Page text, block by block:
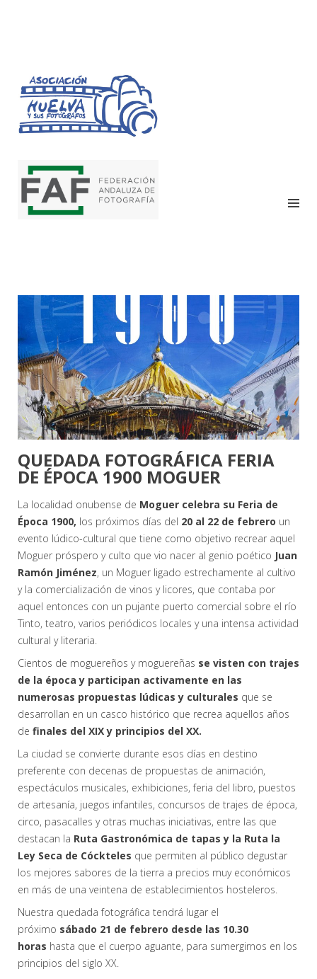
HUELVA Y SUS
FOTÓGRAFOS
QUEDADA FOTOGRÁFICA FERIA
DE ÉPOCA 1900 MOGUER
La localidad onubense de Moguer celebra su Feria de
Época 1900, los próximos días del 20 al 22 de febrero un
evento lúdico-cultural que tiene como objetivo recrear aquel
Moguer próspero y culto que vio nacer al genio poético Juan
Ramón Jiménez, un Moguer ligado estrechamente al cultivo
y la comercialización de vinos y licores, que contaba por
aquel entonces con un pujante puerto comercial sobre el río
Tinto, teatro, varios periódicos locales y una intensa actividad
cultural y literaria.
Cientos de moguereños y moguereñas se visten con trajes
de la época y participan activamente en las
numerosas propuestas lúdicas y culturales que se
desarrollan en un casco histórico que recrea aquellos años
de finales del XIX y principios del XX.
La ciudad se convierte durante esos días en destino
preferente con decenas de propuestas de animación,
espectáculos musicales, exhibiciones, feria del libro, puestos
de artesanía, juegos infantiles, concursos de trajes de época,
circo, pasacalles y otras muchas iniciativas, entre las que
destacan la Ruta Gastronómica de tapas y la Ruta la
Ley Seca de Cóckteles que permiten al público degustar
los mejores sabores de la tierra a precios muy económicos
en más de una veintena de establecimientos hosteleros.
Nuestra quedada fotográfica tendrá lugar el
próximo sábado 21 de febrero desde las 10.30
horas hasta que el cuerpo aguante, para sumergirnos en los
principios del siglo XX.